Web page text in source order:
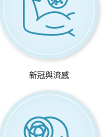
新冠與流感